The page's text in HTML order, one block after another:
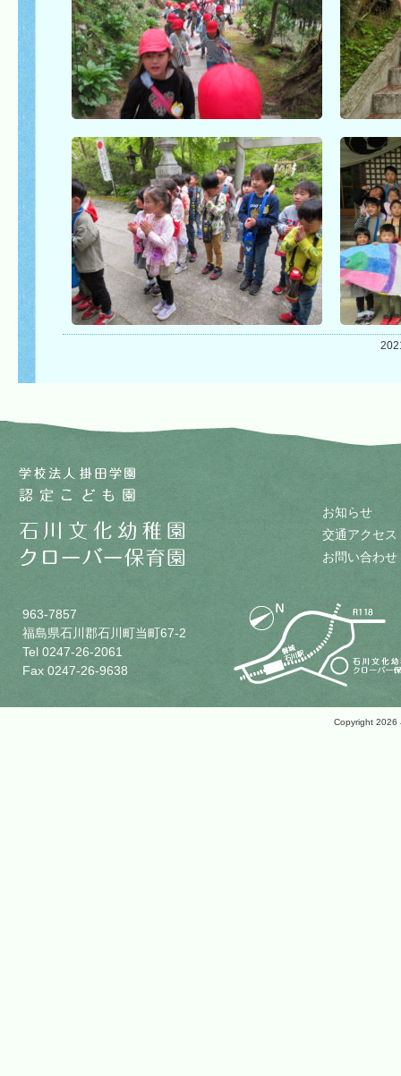
963-7857
福島県石川郡石川町当町67-2
Tel 0247-26-2061
Fax 0247-26-9638
お知らせ
交通アクセス
お問い合わせ
Copyright 2026